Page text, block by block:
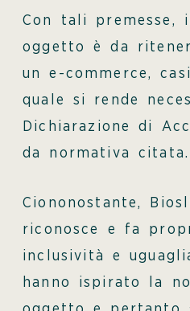
Con tali premesse,
oggetto è da
un e-commerce,
quale si rende
Dichiarazione di
da normativa citata.
Ciononostante,
riconosce e fa
inclusività e
hanno ispirato la